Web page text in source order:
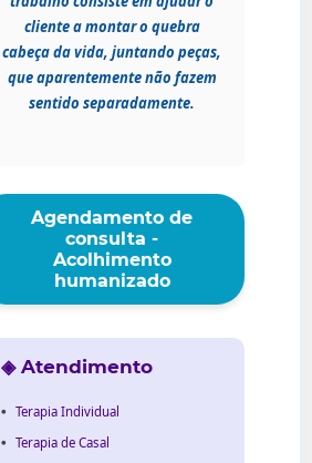
cliente a montar o quebra
cabeça da vida, juntando peças,
que aparentemente não fazem
sentido separadamente.
Agendamento de
consulta -
Acolhimento
humanizado
◈ Atendimento
Terapia Individual
Terapia de Casal